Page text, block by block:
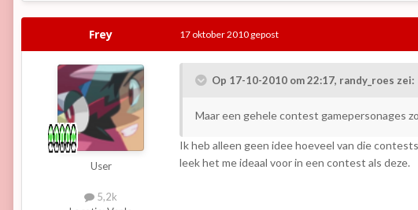
Frey
User
5,2k
17 oktober 2010 gepost
Op 17-10-2010 om 22:17, randy_roes zei:
Maar een gehele contest gamepersonages
Ik heb alleen geen idee hoeveel van die
leek het me ideaal voor in een contest als deze.